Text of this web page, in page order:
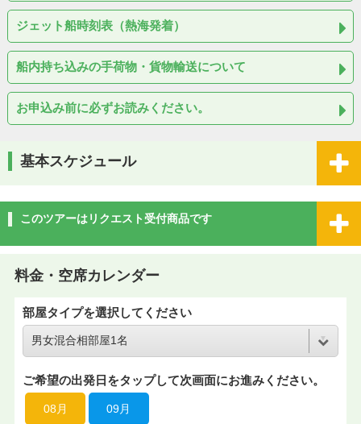
ジェット船時刻表（熱海発着）
船内持ち込みの手荷物・貨物輸送について
お申込み前に必ずお読みください。
基本スケジュール
このツアーはリクエスト受付商品です
料金・空席カレンダー
部屋タイプを選択してください
ご希望の出発日をタップして次画面にお進みください。
08月 09月